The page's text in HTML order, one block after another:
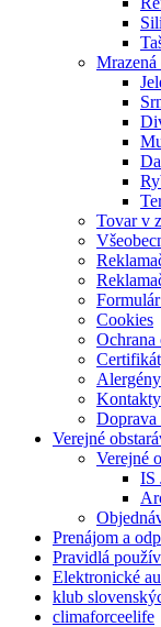
Tovar v
Cookies
Ochrana
Alergény
Kontakty
Doprava
Verejné
Verejné
IS
Prenájom a
Pravidlá
Elektronické
klub
climaforceelife